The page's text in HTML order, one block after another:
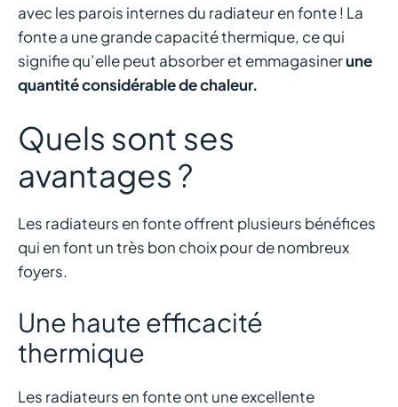
avec les parois internes du radiateur en fonte ! La
fonte a une grande capacité thermique, ce qui
signifie qu’elle peut absorber et emmagasinerune
quantité considérable de chaleur.
Quels sont ses
avantages ?
Les radiateurs en fonte offrent plusieurs bénéfices
qui en font un très bon choix pour de nombreux
foyers.
Une haute efficacité
thermique
Les radiateurs en fonte ont une excellente